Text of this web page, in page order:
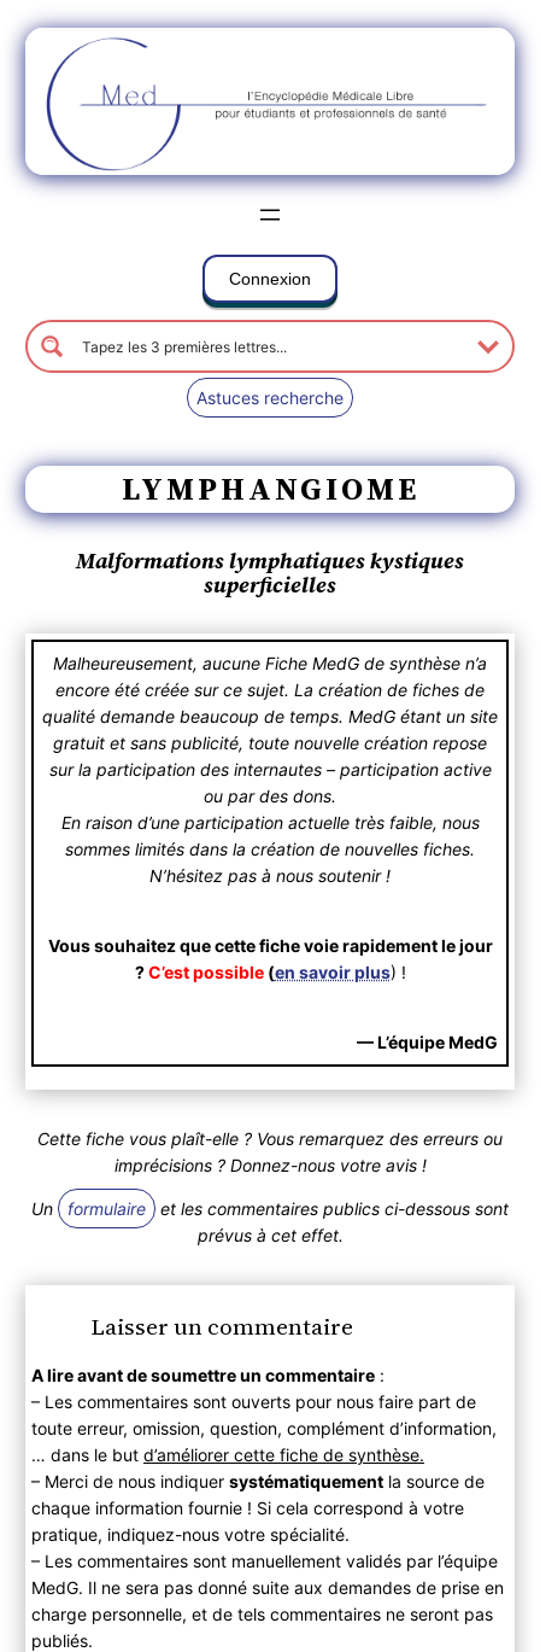
Connexion
Astuces recherche
LYMPHANGIOME
Malformations lymphatiques kystiques
superficielles
Malheureusement, aucune Fiche MedG de synthèse n’a
encore été créée sur ce sujet. La création de fiches de
qualité demande beaucoup de temps. MedG étant un site
gratuit et sans publicité, toute nouvelle création repose
sur la participation des internautes – participation active
ou par des dons.
En raison d’une participation actuelle très faible, nous
sommes limités dans la création de nouvelles fiches.
N’hésitez pas à nous soutenir !
Vous souhaitez que cette fiche voie rapidement le jour
?C’est possible(en savoir plus) !
— L’équipe MedG
Cette fiche vous plaît-elle ? Vous remarquez des erreurs ou
imprécisions ? Donnez-nous votre avis !
Un formulaire
et les commentaires publics ci-dessous sont
prévus à cet effet.
Laisser un commentaire
A lire avant de soumettre un commentaire:
– Les commentaires sont ouverts pour nous faire part de
toute erreur, omission, question, complément d’information,
… dans le but d’améliorer cette fiche de synthèse.
– Merci de nous indiquer systématiquementla source de
chaque information fournie ! Si cela correspond à votre
pratique, indiquez-nous votre spécialité.
– Les commentaires sont manuellement validés par l’équipe
MedG. Il ne sera pas donné suite aux demandes de prise en
charge personnelle, et de tels commentaires ne seront pas
publiés.